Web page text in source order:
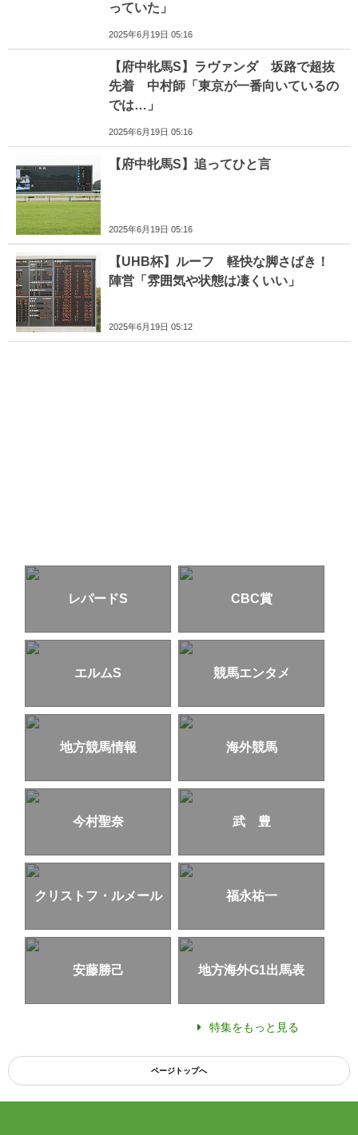
っていた」
2025年6月19日 05:16
【府中牝馬S】ラヴァンダ 坂路で超抜
先着 中村師「東京が一番向いているの
では…」
2025年6月19日 05:16
【府中牝馬S】追ってひと言
2025年6月19日 05:16
【UHB杯】ルーフ 軽快な脚さばき！
陣営「雰囲気や状態は凄くいい」
2025年6月19日 05:12
レパードS CBC賞
エルムS 競馬エンタメ
地方競馬情報 海外競馬
今村聖奈 武 豊
クリストフ・ルメール 福永祐一
安藤勝己 地方海外G1出馬表
特集をもっと見る
ページトップへ